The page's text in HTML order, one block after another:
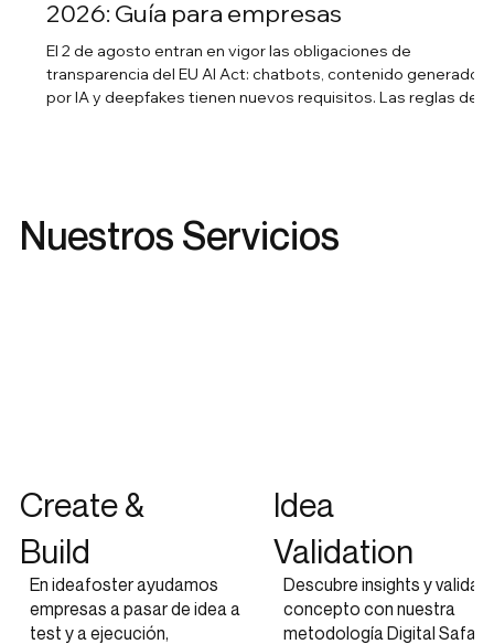
2026: Guía para empresas
El 2 de agosto entran en vigor las obligaciones de
transparencia del EU AI Act: chatbots, contenido generado
por IA y deepfakes tienen nuevos requisitos. Las reglas de
Nuestros Servicios
Create &
Build
En ideafoster ayudamos
empresas a pasar de idea a
test y a ejecución,
Idea
Validation
Descubre insights y valida
concepto con nuestra
metodología Digital Safari,